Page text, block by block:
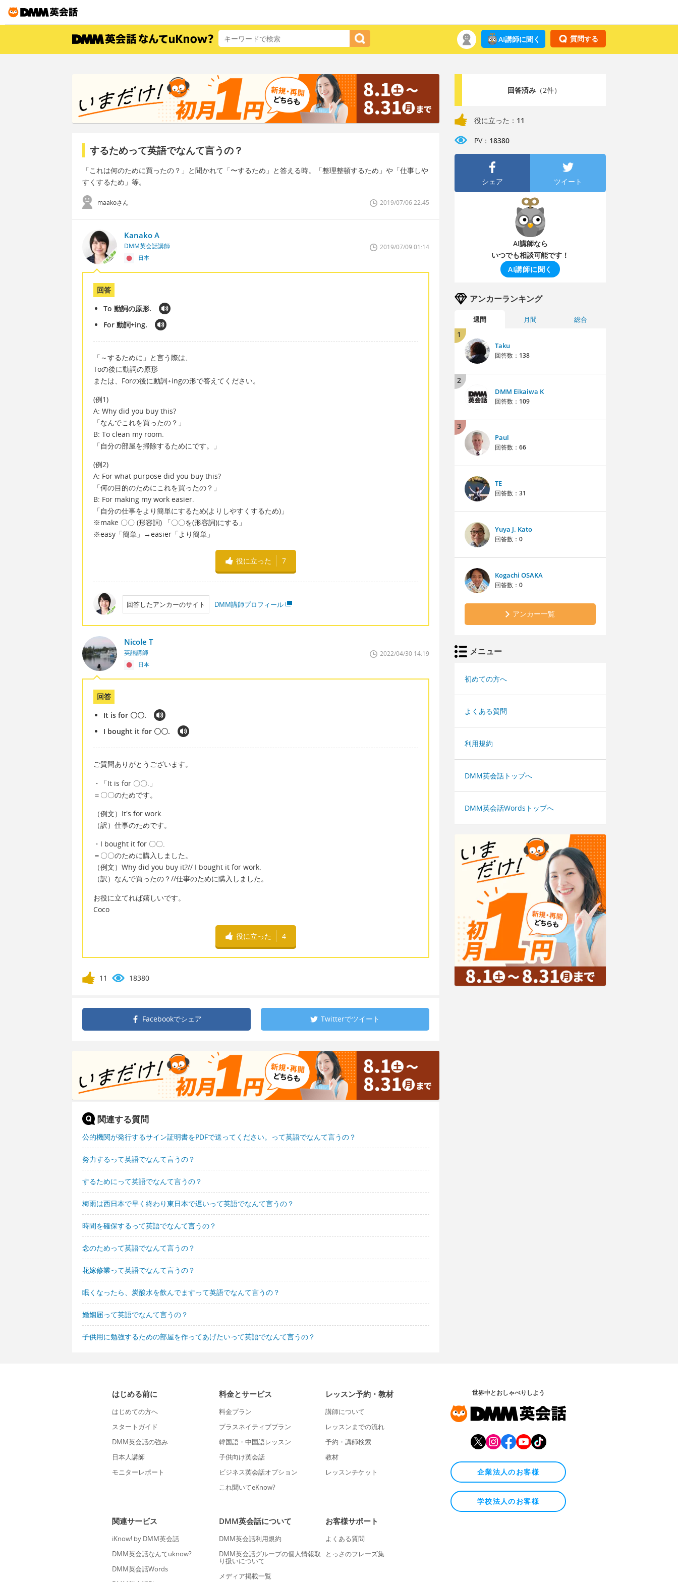
質問する
AI講師に聞く
するためって英語でなんて言うの？
「これは何のために買ったの？」と聞かれて「〜するため」と答える時。「整理整頓するため」や「仕事しや
すくするため」等。
maakoさん 2019/07/06 22:45
Kanako A
DMM英会話講師
日本
2019/07/09 01:14
回答
To 動詞の原形.
For 動詞+ing.
「～するために」と言う際は、
Toの後に動詞の原形
または、Forの後に動詞+ingの形で答えてください。
(例1)
A: Why did you buy this?
「なんでこれを買ったの？」
B: To clean my room.
「自分の部屋を掃除するためにです。」
(例2)
A: For what purpose did you buy this?
「何の目的のためにこれを買ったの？」
B: For making my work easier.
「自分の仕事をより簡単にするため(よりしやすくするため)」
※make 〇〇 (形容詞) 「〇〇を(形容詞)にする」
※easy「簡単」→easier「より簡単」
役に立った 7
回答したアンカーのサイト DMM講師プロフィール
Nicole T
英語講師
日本
2022/04/30 14:19
回答
It is for 〇〇.
I bought it for 〇〇.
ご質問ありがとうございます。
・「It is for 〇〇.」
＝〇〇のためです。
（例文）It's for work.
（訳）仕事のためです。
・I bought it for 〇〇.
＝〇〇のために購入しました。
（例文）Why did you buy it?// I bought it for work.
（訳）なんで買ったの？//仕事のために購入しました。
お役に立てれば嬉しいです。
Coco
役に立った 4
11 18380
Facebookでシェア Twitterでツイート
関連する質問
公的機関が発行するサイン証明書をPDFで送ってください。って英語でなんて言うの？
努力するって英語でなんて言うの？
するためにって英語でなんて言うの？
梅雨は西日本で早く終わり東日本で遅いって英語でなんて言うの？
時間を確保するって英語でなんて言うの？
念のためって英語でなんて言うの？
花嫁修業って英語でなんて言うの？
眠くなったら、炭酸水を飲んでますって英語でなんて言うの？
婚姻届って英語でなんて言うの？
子供用に勉強するための部屋を作ってあげたいって英語でなんて言うの？
回答済み（2件）
役に立った： 11
PV： 18380
シェア ツイート
AI講師なら
いつでも相談可能です！
AI講師に聞く
アンカーランキング
週間 月間 総合
1
Taku
回答数： 138
2
DMM Eikaiwa K
回答数： 109
3
Paul
回答数： 66
TE
回答数： 31
Yuya J. Kato
回答数： 0
Kogachi OSAKA
回答数： 0
アンカー一覧
メニュー
初めての方へ
よくある質問
利用規約
DMM英会話トップへ
DMM英会話Wordsトップへ
はじめる前に
はじめての方へ
スタートガイド
DMM英会話の強み
日本人講師
モニターレポート
料金とサービス
料金プラン
プラスネイティブプラン
韓国語・中国語レッスン
子供向け英会話
ビジネス英会話オプション
これ聞いてeKnow?
レッスン予約・教材
講師について
レッスンまでの流れ
予約・講師検索
教材
レッスンチケット
関連サービス
iKnow! by DMM英会話
DMM英会話なんてuknow?
DMM英会話Words
DMM英会話について
DMM英会話利用規約
DMM英会話グループの個人情報取
り扱いについて
メディア掲載一覧
お客様サポート
よくある質問
とっさのフレーズ集
世界中とおしゃべりしよう
企業法人のお客様
学校法人のお客様